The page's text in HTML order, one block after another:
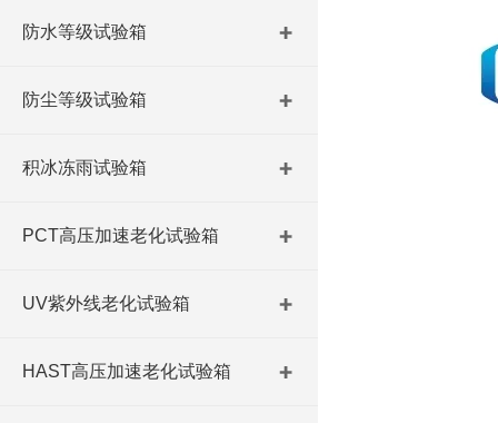
防水等级试验箱
防尘等级试验箱
积冰冻雨试验箱
PCT高压加速老化试验箱
UV紫外线老化试验箱
HAST高压加速老化试验箱